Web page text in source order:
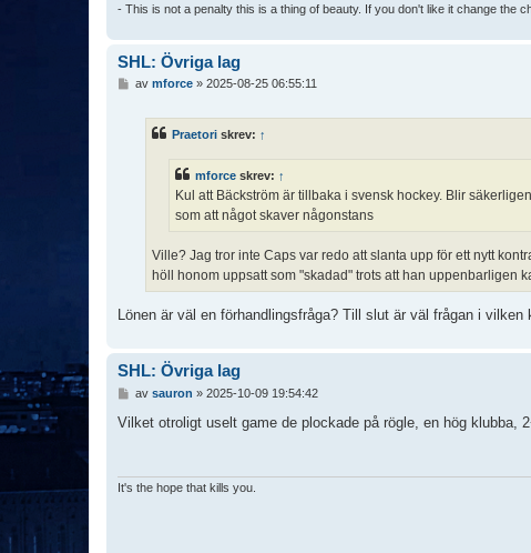
- This is not a penalty this is a thing of beauty. If you don't like it change the
SHL: Övriga lag
av mforce» 2025-08-25 06:55:11
Praetori skrev: ↑
mforce skrev: ↑
Kul att Bäckström är tillbaka i svensk hockey. Blir
som att något skaver någonstans
Ville? Jag tror inte Caps var redo att slanta upp för ett nytt
höll honom uppsatt som "skadad" trots att han uppenbarligen
Lönen är väl en förhandlingsfråga? Till slut är väl frågan i
SHL: Övriga lag
l
av sauron » 2025-10-09 19:54:42
Vilket otroligt uselt game de plockade på rögle, en hög klubba,
It's the hope that kills you.